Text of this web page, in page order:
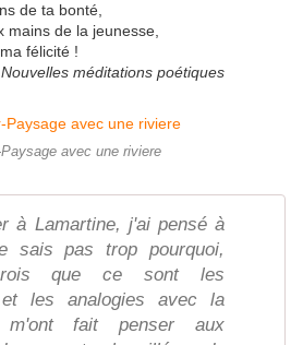
de ta bonté,
mains de la jeunesse,
félicité !
Nouvelles méditations poétiques
Paysage avec une riviere
à Lamartine, j'ai pensé à
sais pas trop pourquoi,
que ce sont les
et les analogies avec la
fait penser aux